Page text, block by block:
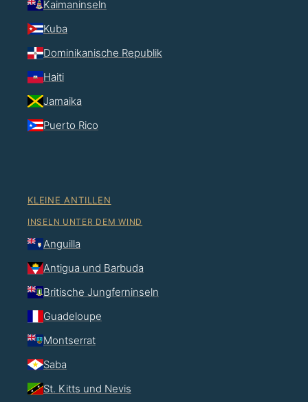
Kaimaninseln
Kuba
Dominikanische Republik
Haiti
Jamaika
Puerto Rico
KLEINE ANTILLEN
INSELN UNTER DEM WIND
Anguilla
Antigua und Barbuda
Britische Jungferninseln
Guadeloupe
Montserrat
Saba
St. Kitts und Nevis